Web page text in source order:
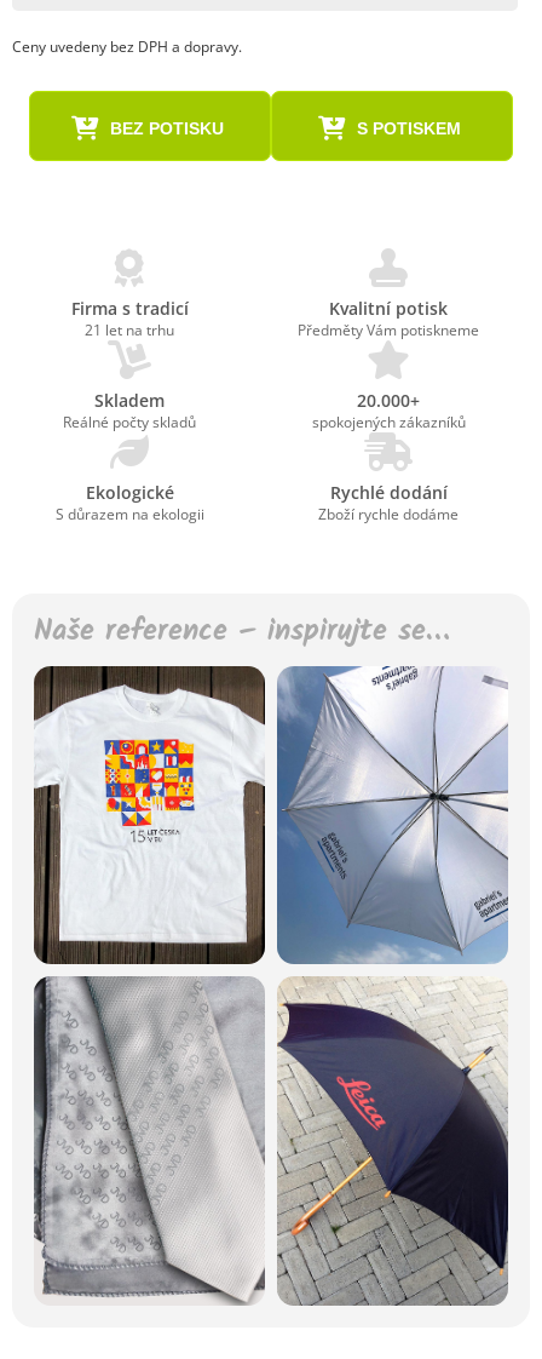
Ceny uvedeny bez DPH a dopravy.
BEZ POTISKU S POTISKEM
Firma s tradicí
21 let na trhu
Kvalitní potisk
Předměty Vám potiskneme
Skladem
Reálné počty skladů
20.000+
spokojených zákazníků
Ekologické
S důrazem na ekologii
Rychlé dodání
Zboží rychle dodáme
Naše reference – inspirujte se…